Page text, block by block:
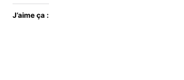
J’aime ça :